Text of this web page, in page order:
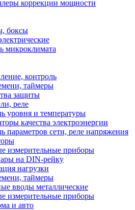
коррекции мощности
боксы
микроклимата
контроль
таймеры
защиты
реле
уровня и температуры
качества электроэнергии
параметров сети, реле напряжения
измерительные приборы
на DIN-рейку
нагрузки
таймеры
вводы металлические
измерительные приборы
и авто